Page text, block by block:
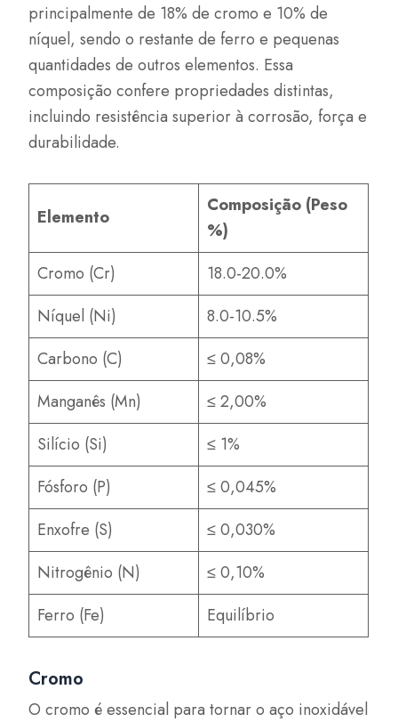
principalmente de 18% de cromo e 10% de
níquel, sendo o restante de ferro e pequenas
quantidades de outros elementos. Essa
composição confere propriedades distintas,
incluindo resistência superior à corrosão, força e
durabilidade.
Elemento
Composição (Peso
%)
Cromo (Cr)
18.0-20.0%
Níquel (Ni)
8.0-10.5%
Carbono (C)
≤ 0,08%
Manganês (Mn)
≤ 2,00%
Silício (Si)
≤ 1%
Fósforo (P)
≤ 0,045%
Enxofre (S)
≤ 0,030%
Nitrogênio (N)
≤ 0,10%
Ferro (Fe)
Equilíbrio
Cromo
O cromo é essencial para tornar o aço inoxidável